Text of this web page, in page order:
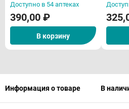
Доступно в 54 аптеках
390,00 ₽
В корзину
Информация о товаре В